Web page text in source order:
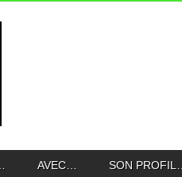
AVEC… SON PROFIL…